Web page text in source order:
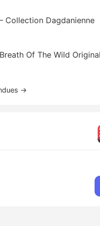
Collection Dagdanienne
Of The Wild
→